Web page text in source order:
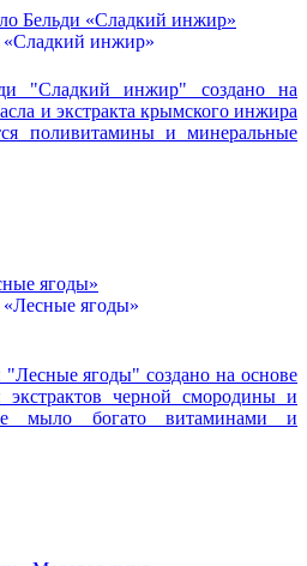
инжир»
"Сладкий инжир" создано на
и экстракта крымского инжира
поливитамины и минеральные
ягоды»
ягоды" создано на основе
экстрактов черной смородины и
мыло богато витаминами и